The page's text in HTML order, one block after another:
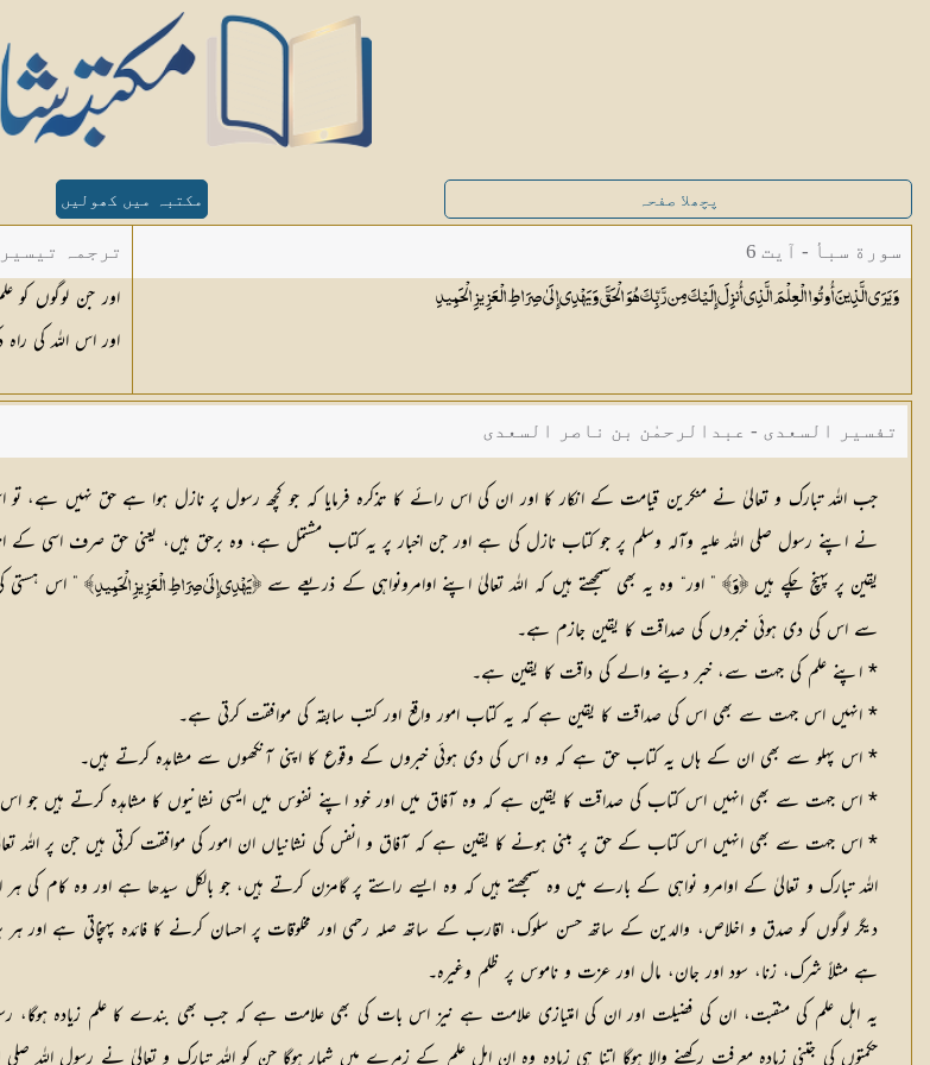
پچھلا صفحہ مکتبہ میں کھولیں
سورة سبأ - آیت 6
وَيَرَى الَّذِينَ أُوتُوا الْعِلْمَ الَّذِي أُنزِلَ إِلَيْكَ مِن رَّبِّكَ هُوَ الْحَقَّ وَيَهْدِي إِلَىٰ صِرَاطِ الْعَزِيزِالْحَمِيدِ
ترجمہ
اور جن لوگوں کو
اور اس اللہ کی
تفسیر السعدی - عبدالرحمٰن بن ناصر السعدی
جب اللہ تبارک و تعالیٰ نے منکرین قیامت کے انکار کا اور ان کی اس رائے کا تذکرہ فرمایا کہ جو کچھ رسول پر نازل ہوا ہے حق نہیں ہے،
نے اپنے رسول صلی اللہ علیہ وآلہ وسلم پر جو کتاب نازل کی ہے اور جن اخبار پر یہ کتاب مشتمل ہے، وہ برحق ہیں، یعنی حق صرف اسی
یقین پر پہنچ چکے ہیں ﴿وَ﴾” اور“ وہ یہ بھی سمجھتے ہیں کہ اللہ تعالیٰ اپنے اوامرونواہی کے ذریعے سے﴿يَهْدِي إِلَىٰ صِرَاطِ الْعَزِيزِ الْحَمِيدِ ﴾ ” اس ہستی
سے اس کی دی ہوئی خبروں کی صداقت کا یقین جازم ہے۔
* اپنے علم کی جہت سے، خبر دینے والے کی داقت کا یقین ہے۔
* انہیں اس جہت سے بھی اس کی صداقت کا یقین ہے کہ یہ کتاب امور واقع اور کتب سابقہ کی موافقت کرتی ہے۔
* اس پہلو سے بھی ان کے ہاں یہ کتاب حق ہے کہ وہ اس کی دی ہوئی خبروں کے وقوع کا اپنی آنکھوں سے مشاہدہ کرتے ہیں۔
* اس جہت سے بھی انہیں اس کتاب کی صداقت کا یقین ہے کہ وہ آفاق میں اور خود اپنے نفوس میں ایسی نشانیوں کا مشاہدہ کرتے ہیں جو
* اس جہت سے بھی انہیں اس کتاب کے حق پر مبنی ہونے کا یقین ہے کہ آفاق و انفس کی نشانیاں ان امور کی موافقت کرتی ہیں جن پر اللہ
اللہ تبارک و تعالیٰ کے اوامرو نواہی کے بارے میں وہ سمجھتے ہیں کہ وہ ایسے راستے پر گامزن کرتے ہیں، جو بالکل سیدھا ہے اور وہ
دیگر لوگوں کو صدق و اخلاص، والدین کے ساتھ حسن سلوک، اقارب کے ساتھ صلہ رحمی اور مخلوقات پر احسان کرنے کا فائدہ پہنچاتی ہے
ہے مثلاً شرک، زنا، سود اور جان، مال اور عزت و ناموس پر ظلم وغیرہ۔
یہ اہل علم کی منقبت، ان کی فضیلت اور ان کی امتیازی علامت ہے نیز اس بات کی بھی علامت ہے کہ جب بھی بندے کا علم زیادہ ہوگا، رسول
حکمتوں کی جتنی زیادہ معرفت رکھنے والا ہوگا اتنا ہی زیادہ وہ ان اہل علم کے زمرے میں شمار ہوگا جن کو اللہ تبارک و تعالیٰ نے رسول اللہ صلی